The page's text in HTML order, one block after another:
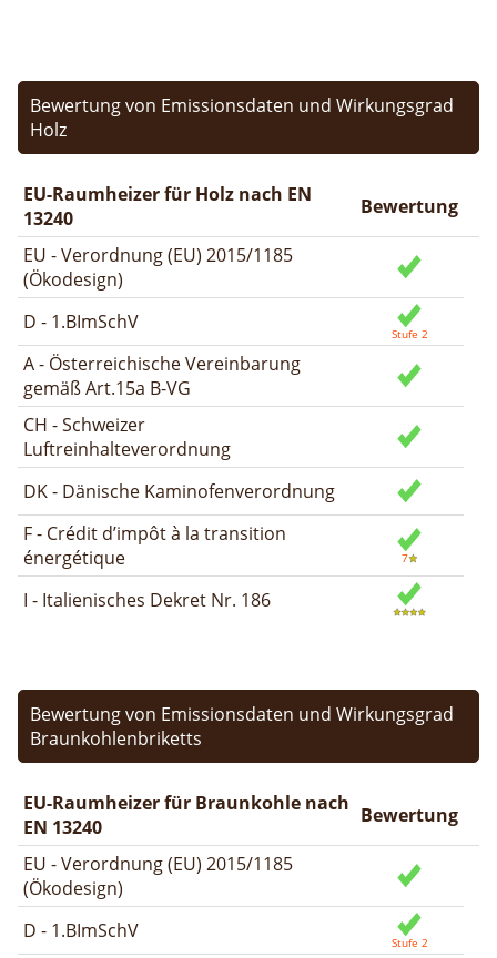
Bewertung von Emissionsdaten und Wirkungsgrad
Holz
EU-Raumheizer für Holz nach EN
13240
Bewertung
EU - Verordnung (EU) 2015/1185
(Ökodesign)
D - 1.BImSchV
A - Österreichische Vereinbarung
gemäß Art.15a B-VG
CH - Schweizer
Luftreinhalteverordnung
DK - Dänische Kaminofenverordnung
F - Crédit d’impôt à la transition
énergétique
I - Italienisches Dekret Nr. 186
Bewertung von Emissionsdaten und Wirkungsgrad
Braunkohlenbriketts
EU-Raumheizer für Braunkohle nach
EN 13240
Bewertung
EU - Verordnung (EU) 2015/1185
(Ökodesign)
D - 1.BImSchV